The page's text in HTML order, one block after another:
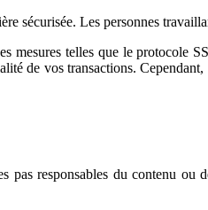
sécurisée. Les personnes
mesures telles que le protocole
de vos transactions.
responsables du contenu